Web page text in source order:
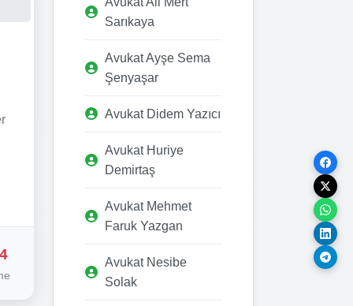
Sarıkaya
Avukat Ayşe Sema
Şenyaşar
Avukat Didem Yazıcı
Avukat Huriye
Demirtaş
Avukat Mehmet
Faruk Yazgan
Avukat Nesibe
Solak